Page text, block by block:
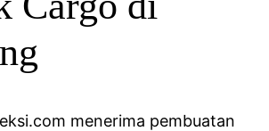
menerima pembuatan